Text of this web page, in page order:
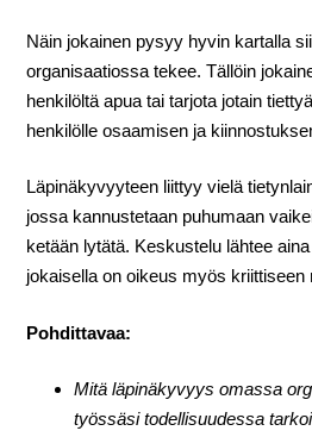
Näin jokainen pysyy hyvin kartalla
organisaatiossa tekee. Tällöin
henkilöltä apua tai tarjota jotain
henkilölle osaamisen ja
Läpinäkyvyyteen liittyy vielä
jossa kannustetaan puhumaan
ketään lytätä. Keskustelu lähtee
jokaisella on oikeus myös kriittiseen
Pohdittavaa:
Mitä läpinäkyvyys omassa
työssäsi todellisuudessa